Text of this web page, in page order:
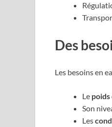
Des
Les besoins en
Le poids
Son
Les